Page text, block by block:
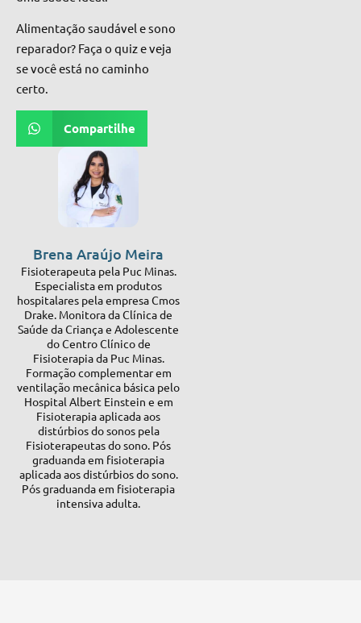
Alimentação saudável e sono
reparador? Faça o quiz e veja
se você está no caminho
certo.
Compartilhe
Brena Araújo Meira
Fisioterapeuta pela Puc Minas.
Especialista em produtos
hospitalares pela empresa Cmos
Drake. Monitora da Clínica de
Saúde da Criança e Adolescente
do Centro Clínico de
Fisioterapia da Puc Minas.
Formação complementar em
ventilação mecânica básica pelo
Hospital Albert Einstein e em
Fisioterapia aplicada aos
distúrbios do sonos pela
Fisioterapeutas do sono. Pós
graduanda em fisioterapia
aplicada aos distúrbios do sono.
Pós graduanda em fisioterapia
intensiva adulta.